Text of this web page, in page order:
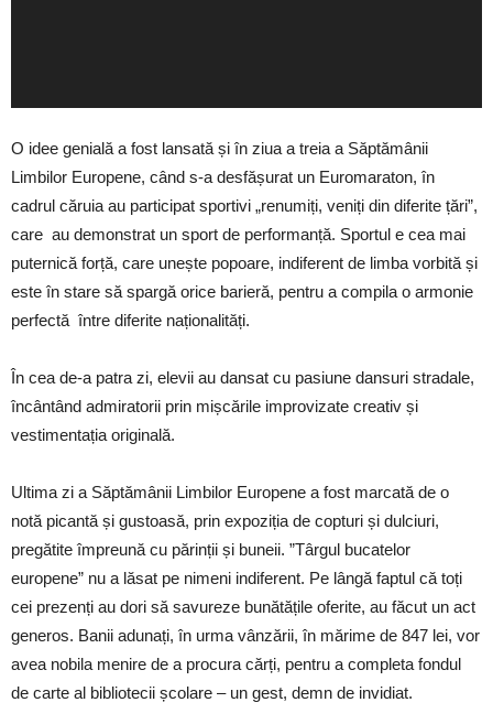
O idee genială a fost lansată și în ziua a treia a Săptămânii
Limbilor Europene, când s-a desfășurat un Euromaraton, în
cadrul căruia au participat sportivi „renumiți, veniți din diferite țări”,
care au demonstrat un sport de performanță. Sportul e cea mai
puternică forță, care unește popoare, indiferent de limba vorbită și
este în stare să spargă orice barieră, pentru a compila o armonie
perfectă între diferite naționalități.
În cea de-a patra zi, elevii au dansat cu pasiune dansuri stradale,
încântând admiratorii prin mișcările improvizate creativ și
vestimentația originală.
Ultima zi a Săptămânii Limbilor Europene a fost marcată de o
notă picantă și gustoasă, prin expoziția de copturi și dulciuri,
pregătite împreună cu părinții și buneii. ”Târgul bucatelor
europene” nu a lăsat pe nimeni indiferent. Pe lângă faptul că toți
cei prezenți au dori să savureze bunătățile oferite, au făcut un act
generos. Banii adunați, în urma vânzării, în mărime de 847 lei, vor
avea nobila menire de a procura cărți, pentru a completa fondul
de carte al bibliotecii școlare – un gest, demn de invidiat.